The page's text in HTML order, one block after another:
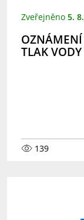
Zveřejněno 5.
TLAK VODY
139